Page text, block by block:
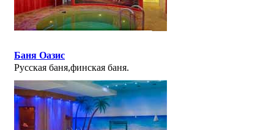
Баня Оазис
Русская баня,финская баня.